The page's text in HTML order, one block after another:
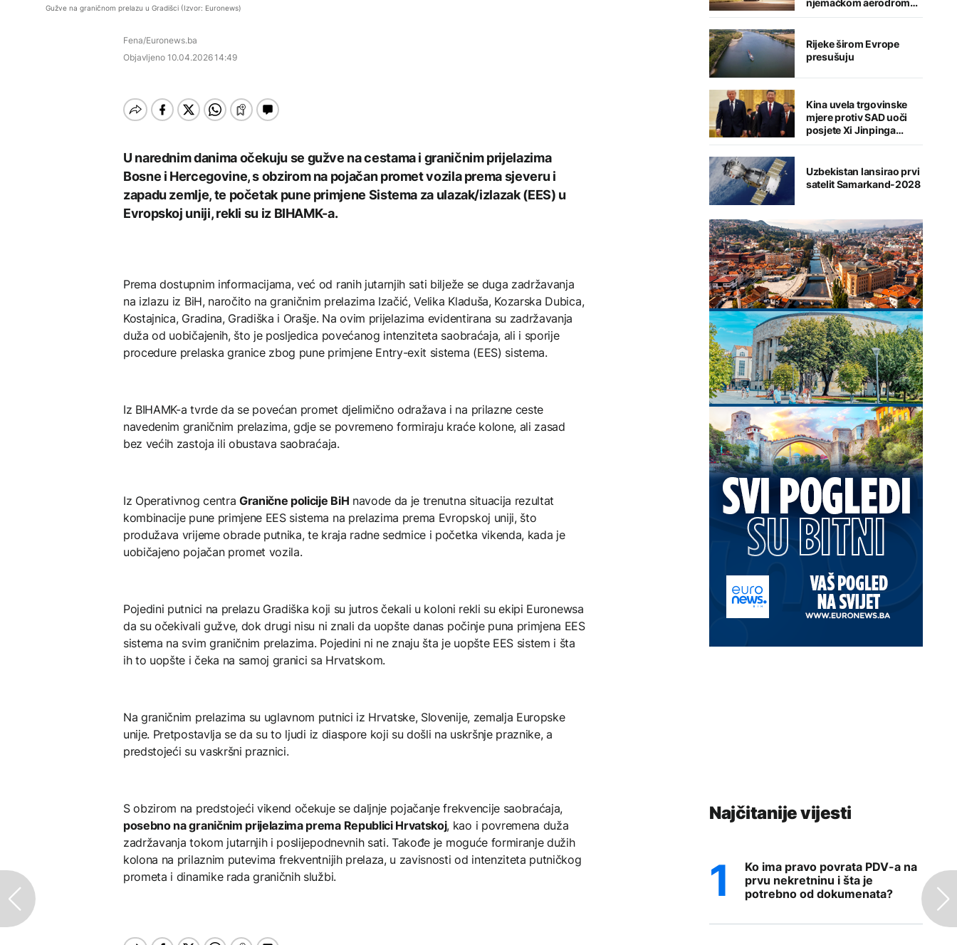
AKTUELNO
zatvorena obilaznica
Umjesto X-a popunjava
Požar se širi Bijeljinom,
zatvorena obilaznica
vojske
AKTUELNO
migranata? Spajić:
Nismo vodili pregovore
AKTUELNO
godišnjicu atomskog
bombardovanja: Poziv
na ukidanje nuklearnog
Žedni za novcem: Koje bi
nove poreze EU mogla
uvesti od 2028. godine?
septembra: Stiže
evropski pozorišni
duhovi”
Dio rakete SpaceX
velikom brzinom pada
TEHNOLOGIJA
Gužve na graničnom prelazu u Gradišci (Izvor: Euronews)
Fena/Euronews.ba
Objavljeno 10.04.2026 14:49
U narednim danima očekuju se gužve na cestama i graničnim prijelazima
Bosne i Hercegovine, s obzirom na pojačan promet vozila prema sjeveru i
zapadu zemlje, te početak pune primjene Sistema za ulazak/izlazak (EES) u
Evropskoj uniji, rekli su iz BIHAMK-a.
Prema dostupnim informacijama, već od ranih jutarnjih sati bilježe se duga zadržavanja
na izlazu iz BiH, naročito na graničnim prelazima Izačić, Velika Kladuša, Kozarska Dubica,
Kostajnica, Gradina, Gradiška i Orašje. Na ovim prijelazima evidentirana su zadržavanja
duža od uobičajenih, što je posljedica povećanog intenziteta saobraćaja, ali i sporije
procedure prelaska granice zbog pune primjene Entry-exit sistema (EES) sistema.
Iz BIHAMK-a tvrde da se povećan promet djelimično odražava i na prilazne ceste
navedenim graničnim prelazima, gdje se povremeno formiraju kraće kolone, ali zasad
bez većih zastoja ili obustava saobraćaja.
Iz Operativnog centra Granične policije BiH navode da je trenutna situacija rezultat
kombinacije pune primjene EES sistema na prelazima prema Evropskoj uniji, što
produžava vrijeme obrade putnika, te kraja radne sedmice i početka vikenda, kada je
uobičajeno pojačan promet vozila.
Pojedini putnici na prelazu Gradiška koji su jutros čekali u koloni rekli su ekipi Euronewsa
da su očekivali gužve, dok drugi nisu ni znali da uopšte danas počinje puna primjena EES
sistema na svim graničnim prelazima. Pojedini ni ne znaju šta je uopšte EES sistem i šta
ih to uopšte i čeka na samoj granici sa Hrvatskom.
Na graničnim prelazima su uglavnom putnici iz Hrvatske, Slovenije, zemalja Europske
unije. Pretpostavlja se da su to ljudi iz diaspore koji su došli na uskršnje praznike, a
predstojeći su vaskršni praznici.
S obzirom na predstojeći vikend očekuje se daljnje pojačanje frekvencije saobraćaja,
posebno na graničnim prijelazima prema Republici Hrvatskoj, kao i povremena duža
zadržavanja tokom jutarnjih i poslijepodnevnih sati. Takođe je moguće formiranje dužih
kolona na prilaznim putevima frekventnijih prelaza, u zavisnosti od intenziteta putničkog
prometa i dinamike rada graničnih službi.
sumnja se na Rusiju
Rijeke širom Evrope
presušuju
Kina uvela trgovinske
mjere protiv SAD uoči
posjete Xi Jinpinga
Washingtonu
Uzbekistan lansirao prvi
satelit Samarkand-2028
Najčitanije vijesti
Ko ima pravo povrata PDV-a na
prvu nekretninu i šta je
potrebno od dokumenata?